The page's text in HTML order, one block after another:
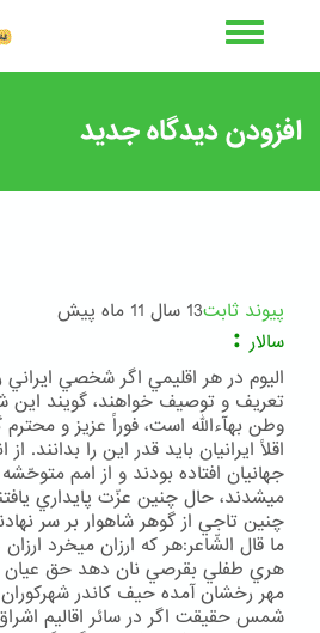
افزودن دیدگاه جدید
پیوند ثابت13 سال 11 ماه پیش
سالار:
اليوم در هر اقليمي اگر شخصي ايراني
تعريف و توصيف خواهند، گويند
وطن بهآءالله است، فوراً عزيز و محترم
اقلاً ايرانيان بايد قدر اين را بدانند. از
جهانيان افتاده بودند و از امم
ميشدند، حال چنين عزّت پايداري
چنين تاجي از گوهر شاهوار بر سر
ما قال الشّاعر:هر که ارزان ميخرد
هري طفلي بقرصي نان دهد حق
مهر رخشان آمده حيف کاندر
شمس حقيقت اگر در سائر اقاليم